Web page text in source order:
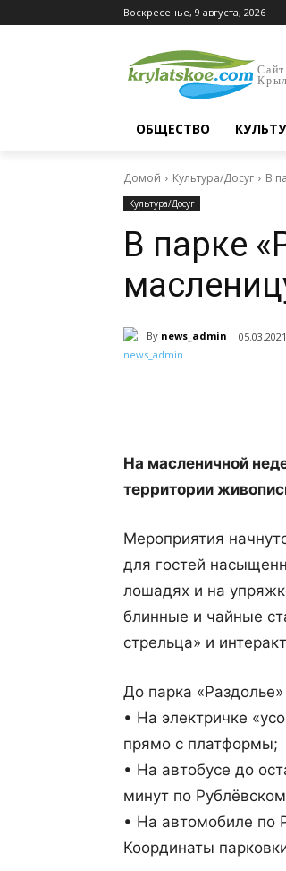
Воскресенье, 9 августа, 2026
ОБЩЕСТВО
Домой Культура/Досуг В
Культура/Досуг
В парке
By news_admin 05.03.2021
На масленичной
территории
Мероприятия
для гостей
лошадях и на
блинные и чайные
стрельца» и
До парка
• На электричке
прямо с платформы;
• На автобусе до
минут по
• На автомобиле по
Координаты